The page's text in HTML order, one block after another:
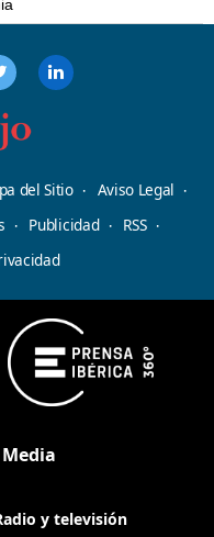
del Sitio
Aviso Legal
Publicidad
RSS
y televisión